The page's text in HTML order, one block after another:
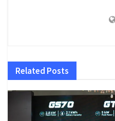
Related Posts